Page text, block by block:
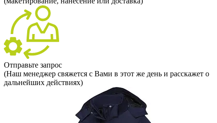
Отправьте запрос
(Наш менеджер свяжется с Вами в этот же день и расскажет о
дальнейших действиях)